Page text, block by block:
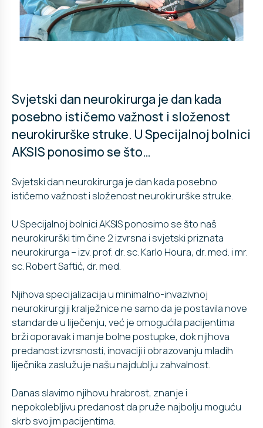
Svjetski dan neurokirurga je dan kada
posebno ističemo važnost i složenost
neurokirurške struke. U Specijalnoj bolnici
AKSIS ponosimo se što…
Svjetski dan neurokirurga je dan kada posebno
ističemo važnost i složenost neurokirurške struke.
U Specijalnoj bolnici AKSIS ponosimo se što naš
neurokirurški tim čine 2 izvrsna i svjetski priznata
neurokirurga – izv. prof. dr. sc. Karlo Houra, dr. med. i mr.
sc. Robert Saftić, dr. med.
Njihova specijalizacija u minimalno-invazivnoj
neurokirurgiji kralježnice ne samo da je postavila nove
standarde u liječenju, već je omogućila pacijentima
brži oporavak i manje bolne postupke, dok njihova
predanost izvrsnosti, inovaciji i obrazovanju mladih
liječnika zaslužuje našu najdublju zahvalnost.
Danas slavimo njihovu hrabrost, znanje i
nepokolebljivu predanost da pruže najbolju moguću
skrb svojim pacijentima.